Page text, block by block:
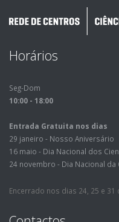
Horários
Seg-Dom
10:00 - 18:00
Entrada Gratuita nos dias
29 janeiro - Nosso Aniversário
16 maio - Dia Nacional dos
24 novembro - Dia Nacional da
Encerrado nos dias 24, 25 e 31